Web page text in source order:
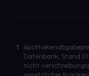
1
Datenbank, Stand
nicht